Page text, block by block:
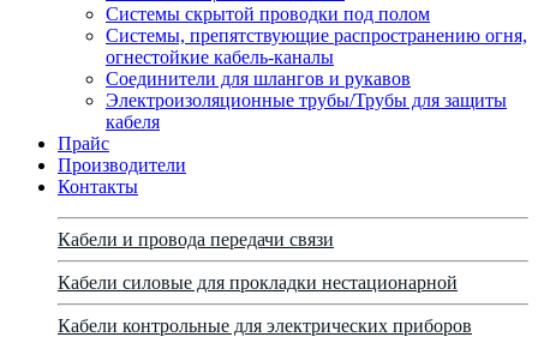
Системы скрытой проводки под полом
Системы, препятствующие распространению огня,
огнестойкие кабель-каналы
Соединители для шлангов и рукавов
Электроизоляционные трубы/Трубы для защиты
кабеля
Прайс
Производители
Контакты
Кабели и провода передачи связи
Кабели силовые для прокладки нестационарной
Кабели контрольные для электрических приборов